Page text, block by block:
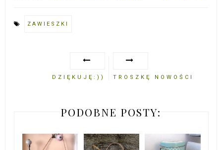
ZAWIESZKI
DZIĘKUJĘ:)) TROSZKĘ NOWOŚCI
PODOBNE POSTY: